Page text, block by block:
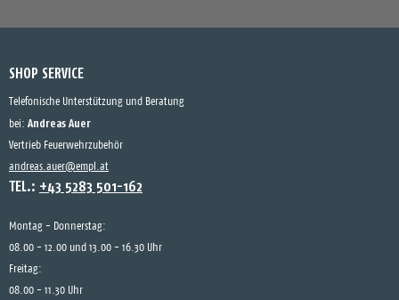
SHOP SERVICE
Telefonische Unterstützung und Beratung
bei: Andreas Auer
Vertrieb Feuerwehrzubehör
andreas.auer@empl.at
TEL.: +43 5283 501-162
Montag - Donnerstag:
08.00 - 12.00 und 13.00 - 16.30 Uhr
Freitag:
08.00 - 11.30 Uhr